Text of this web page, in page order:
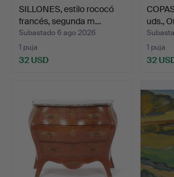
SILLONES, estilo rococó
francés, segunda m…
Subastado 6 ago 2026
1 puja
32 USD
uds.,
1 puja
32